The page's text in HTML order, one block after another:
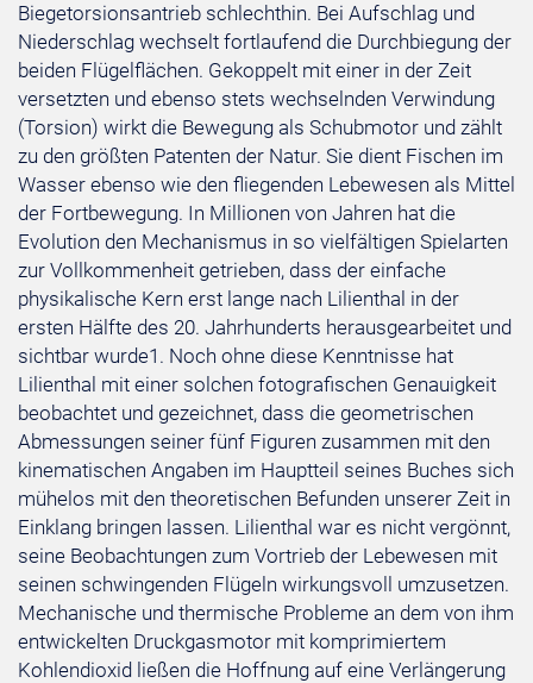
Biegetorsionsantrieb schlechthin. Bei Aufschlag und
Niederschlag wechselt fortlaufend die Durchbiegung der
beiden Flügelflächen. Gekoppelt mit einer in der Zeit
versetzten und ebenso stets wechselnden Verwindung
(Torsion) wirkt die Bewegung als Schubmotor und zählt
zu den größten Patenten der Natur. Sie dient Fischen im
Wasser ebenso wie den fliegenden Lebewesen als Mittel
der Fortbewegung. In Millionen von Jahren hat die
Evolution den Mechanismus in so vielfältigen Spielarten
zur Vollkommenheit getrieben, dass der einfache
physikalische Kern erst lange nach Lilienthal in der
ersten Hälfte des 20. Jahrhunderts herausgearbeitet und
sichtbar wurde1. Noch ohne diese Kenntnisse hat
Lilienthal mit einer solchen fotografischen Genauigkeit
beobachtet und gezeichnet, dass die geometrischen
Abmessungen seiner fünf Figuren zusammen mit den
kinematischen Angaben im Hauptteil seines Buches sich
mühelos mit den theoretischen Befunden unserer Zeit in
Einklang bringen lassen. Lilienthal war es nicht vergönnt,
seine Beobachtungen zum Vortrieb der Lebewesen mit
seinen schwingenden Flügeln wirkungsvoll umzusetzen.
Mechanische und thermische Probleme an dem von ihm
entwickelten Druckgasmotor mit komprimiertem
Kohlendioxid ließen die Hoffnung auf eine Verlängerung